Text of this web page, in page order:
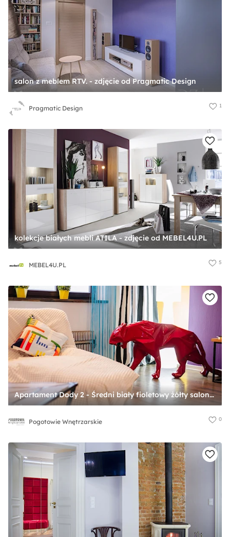
salon z meblem RTV. - zdjęcie od Pragmatic Design
Pragmatic Design 1
kolekcje białych mebli ATILA - zdjęcie od MEBEL4U.PL
MEBEL4U.PL 5
Apartament Dody 2 - Średni biały fioletowy żółty salon, styl nowoczesny - zdjęcie od Pogotowie Wnętrzarskie
Pogotowie Wnętrzarskie 0